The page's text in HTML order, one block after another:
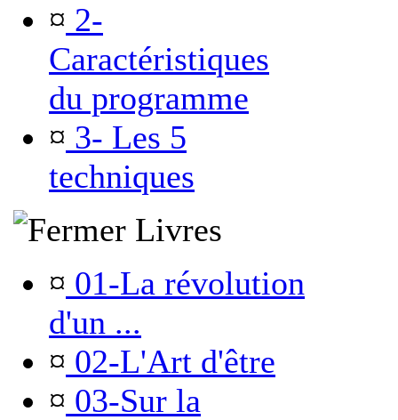
¤ 2-
Caractéristiques
du programme
¤ 3- Les 5
techniques
Livres
¤ 01-La révolution
d'un ...
¤ 02-L'Art d'être
¤ 03-Sur la